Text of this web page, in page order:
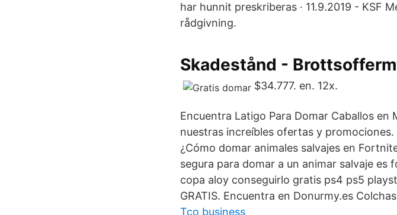
har hunnit preskriberas · 11.9.2019 - KSF
rådgivning.
Skadestånd -
$34.777. en. 12x.
Encuentra Latigo Para Domar Caballos
nuestras increíbles ofertas y
¿Cómo domar animales salvajes en
segura para domar a un animar salvaje
copa aloy conseguirlo gratis ps4 ps5
GRATIS. Encuentra en Donurmy.es
Tco business